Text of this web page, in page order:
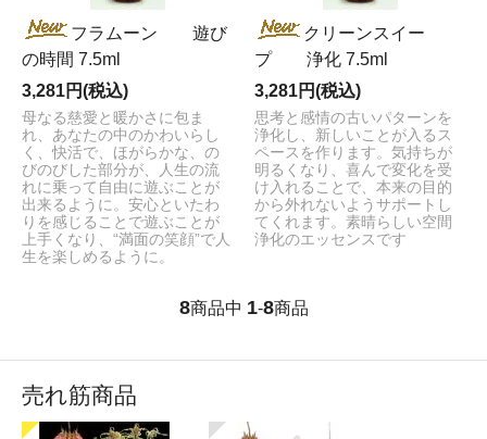
フラムーン 遊び
の時間 7.5ml
3,281円(税込)
母なる慈愛と暖かさに包ま
れ、あなたの中のかわいらし
く、快活で、ほがらかな、の
びのびした部分が、人生の流
れに乗って自由に遊ぶことが
出来るように。安心といたわ
りを感じることで遊ぶことが
上手くなり、“満面の笑顔”で人
生を楽しめるように。
クリーンスイー
プ 浄化 7.5ml
3,281円(税込)
思考と感情の古いパターンを
浄化し、新しいことが入るス
ペースを作ります。気持ちが
明るくなり、喜んで変化を受
け入れることで、本来の目的
から外れないようサポートし
てくれます。素晴らしい空間
浄化のエッセンスです
8商品中 1-8商品
売れ筋商品